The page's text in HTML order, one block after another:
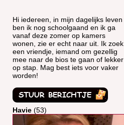
Hi iedereen, in mijn dagelijks leven
ben ik nog schoolgaand en ik ga
vanaf deze zomer op kamers
wonen, zie er echt naar uit. Ik zoek
een vriendje, iemand om gezellig
mee naar de bios te gaan of lekker
op stap. Mag best iets voor vaker
worden!
Havie (53)